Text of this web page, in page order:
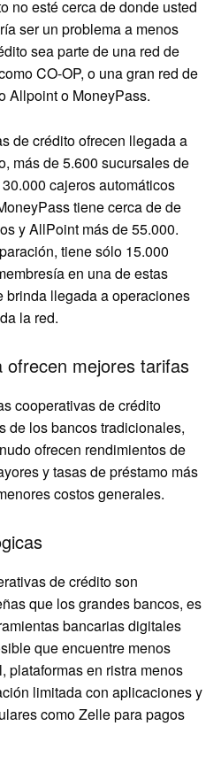
no esté cerca de donde usted
ser un problema a menos
sea parte de una red de
CO-OP, o una gran red de
Allpoint o MoneyPass.
de crédito ofrecen llegada a
más de 5.600 sucursales de
cajeros automáticos
tiene cerca de de
y AllPoint más de 55.000.
tiene sólo 15.000
en una de estas
brinda llegada a operaciones
la red.
ofrecen mejores tarifas
cooperativas de crédito
de los bancos tradicionales,
ofrecen rendimientos de
y tasas de préstamo más
costos generales.
de crédito son
que los grandes bancos, es
bancarias digitales
que encuentre menos
plataformas en ristra menos
limitada con aplicaciones y
como Zelle para pagos